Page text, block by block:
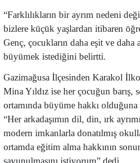
“Farklılıkların bir ayrım nedeni
bizlere küçük yaşlardan itibaren
Genç, çocukların daha eşit ve
büyümek istediğini belirtti.
Gazimağusa İlçesinden Karakol
Mina Yıldız ise her çocuğun barış,
ortamında büyüme hakkı
“Her arkadaşımın dil, din, ırk
modern imkanlarla donatılmış
ortamda eğitim alma hakkının
savunulmasını istiyorum” dedi.